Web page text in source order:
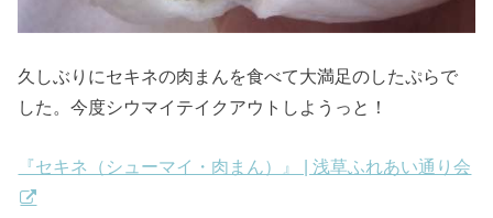
久しぶりにセキネの肉まんを食べて大満足のしたぷらで
した。今度シウマイテイクアウトしようっと！
『セキネ（シューマイ・肉まん）』 | 浅草ふれあい通り会